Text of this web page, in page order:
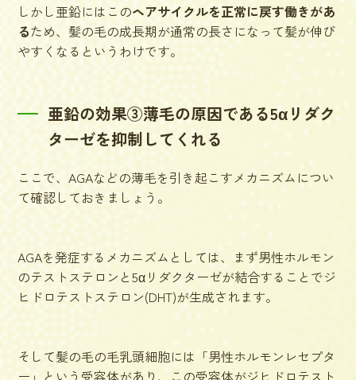
しかし亜鉛にはこのヘアサイクルを正常に戻す働きがあ
るため、髪の毛の成長期が通常の長さになって髪が伸び
やすくなるというわけです。
亜鉛の効果③薄毛の原因である5αリダク
ターゼを抑制してくれる
ここで、AGAなどの薄毛を引き起こすメカニズムについ
て確認しておきましょう。
AGAを発症するメカニズムとしては、まず男性ホルモン
のテストステロンと5αリダクターゼが結合することでジ
ヒドロテストステロン(DHT)が生成されます。
そして髪の毛の毛乳頭細胞には「男性ホルモンレセプタ
ー」という受容体があり、この受容体がジヒドロテスト